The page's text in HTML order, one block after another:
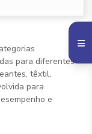
para diferentes
têxtil,
para
e